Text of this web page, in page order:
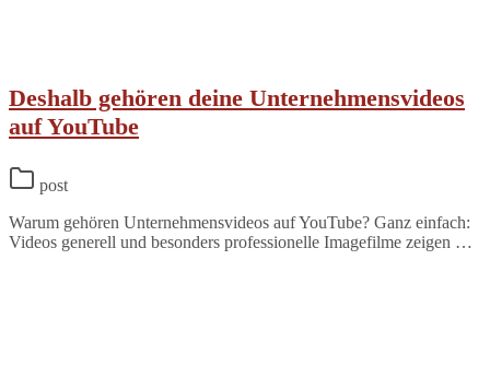
Deshalb gehören deine Unternehmensvideos
auf YouTube
post
Warum gehören Unternehmensvideos auf YouTube? Ganz einfach:
Videos generell und besonders professionelle Imagefilme zeigen …